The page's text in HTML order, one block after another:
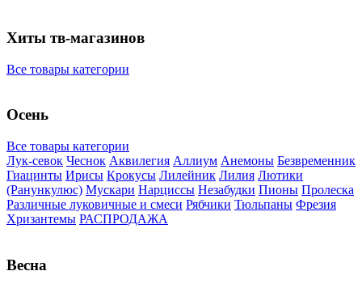
Хиты тв-магазинов
Все товары категории
Осень
Все товары категории
Лук-севок Чеснок Аквилегия Аллиум Анемоны Безвременник
Гиацинты Ирисы Крокусы Лилейник Лилия Лютики
(Ранункулюс) Мускари Нарцисcы Незабудки Пионы Пролеска
Различные луковичные и смеси Рябчики Тюльпаны Фрезия
Хризантемы РАСПРОДАЖА
Весна